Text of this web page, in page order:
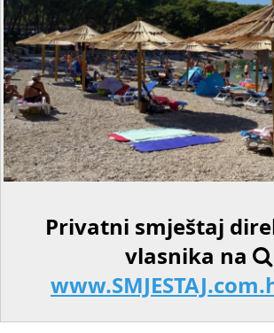
Privatni smještaj
vlasnika na